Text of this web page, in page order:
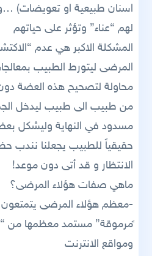
اسنان طبيعية او تعويضات)
لهم “عناء” وتؤثر على حياتهم
المشكلة الاكبر هي عدم
المرضى ليتورط الطبيب
محاولة لتصحيح هذه العضة
من طبيب الى طبيب ليدخل
مسدود في النهاية وليشكل
حقيقياً للطبيب يجعلنا نندب
الانتظار و قد أتى دون موعد!
ماهي صفات هؤلاء المرضى؟
-معظم هؤلاء المرضى
ًمرموقة” مستمد معظمها من
ومواقع الانترنت